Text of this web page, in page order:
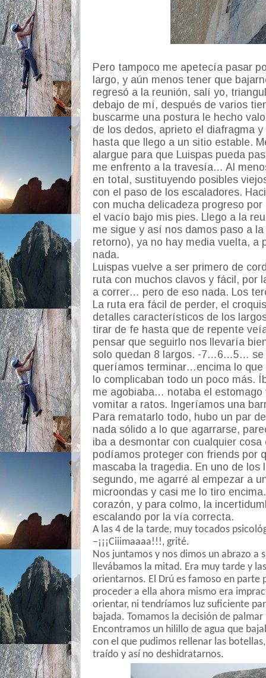
Pero tampoco me apetecía pasar
largo, y aún menos tener que
regresó a la reunión, salí yo,
debajo de mí, después de varios
buscarme una postura le hecho
de los dedos, aprieto el diafragma
hasta que llego a un sitio estable.
alargue para que Luispas pueda
me enfrento a la travesía… Al
en total, sustituyendo posibles
con el paso de los escaladores.
con mucha delicadeza progreso
el vacío bajo mis pies. Llego a la
me sigue y así nos damos paso a
retorno), ya no hay media vuelta, a
nada.
Luispas vuelve a ser primero de
ruta con muchos clavos y fácil, por
a correr… pero de eso nada. Los
La ruta era fácil de perder, el
detalles característicos de los
tirar de fe hasta que de repente
pensar que seguirlo nos llevaría
solo quedan 8 largos. -7…6…5… se
queríamos terminar…encima lo
lo complicaban todo un poco más.
me agobiaba… notaba el
vomitar a ratos. Ingeríamos una
Para rematarlo todo, hubo un par
nada sólido a lo que agarrarse,
iba a desmontar con cualquier
podíamos proteger con friends por
mascaba la tragedia. En uno de los
segundo, me agarré al empezar a
microondas y casi me lo tiro
corazón, y para colmo, la
escalando por la vía correcta.
A las 4 de la tarde, muy tocados
–¡¡¡Ciiimaaaa!!!, grité.
Nos juntamos y nos dimos un abrazo a
llevábamos la mitad. Era muy tarde y
orientarnos. El Drú es famoso en parte
proceder a ella ahora mismo era
orientar, ni tendríamos luz suficiente
bajada. Tomamos la decisión de
Encontramos un hilillo de agua que
con el que pudimos rellenar las
traído y así no deshidratarnos.